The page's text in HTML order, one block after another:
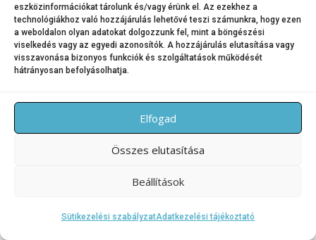
eszközinformációkat tárolunk és/vagy érünk el. Az ezekhez a
technológiákhoz való hozzájárulás lehetővé teszi számunkra, hogy ezen
a weboldalon olyan adatokat dolgozzunk fel, mint a böngészési
viselkedés vagy az egyedi azonosítók. A hozzájárulás elutasítása vagy
visszavonása bizonyos funkciók és szolgáltatások működését
hátrányosan befolyásolhatja.
Elfogad
Összes elutasítása
Beállítások
Sütikezelési szabályzatAdatkezelési tájékoztató
OnePresstéma FameThemes által